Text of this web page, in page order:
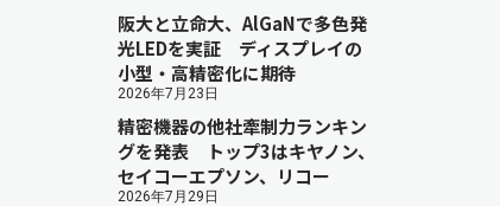
阪大と立命大、AlGaNで多色発
光LEDを実証 ディスプレイの
小型・高精密化に期待
2026年7月23日
精密機器の他社牽制力ランキン
グを発表 トップ3はキヤノン、
セイコーエプソン、リコー
2026年7月29日